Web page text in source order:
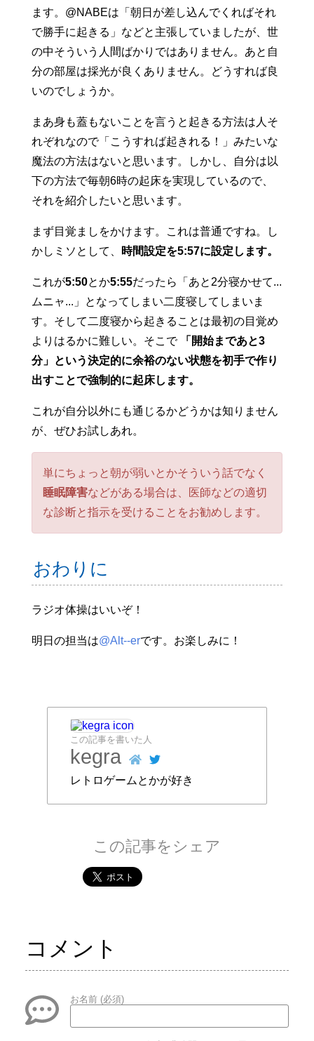
ます。@NABEは「朝日が差し込んでくればそれ
で勝手に起きる」などと主張していましたが、世
の中そういう人間ばかりではありません。あと自
分の部屋は採光が良くありません。どうすれば良
いのでしょうか。
まあ身も蓋もないことを言うと起きる方法は人そ
れぞれなので「こうすれば起きれる！」みたいな
魔法の方法はないと思います。しかし、自分は以
下の方法で毎朝6時の起床を実現しているので、
それを紹介したいと思います。
まず目覚ましをかけます。これは普通ですね。し
かしミソとして、
時間設定を5:57に設定します。
これが5:50とか5:55だったら「あと2分寝かせて...
ムニャ...」となってしまい二度寝してしまいま
す。そして二度寝から起きることは最初の目覚め
よりはるかに難しい。そこで
「開始まであと3
分」という決定的に余裕のない状態を初手で作り
出すことで強制的に起床します。
これが自分以外にも通じるかどうかは知りません
が、ぜひお試しあれ。
単にちょっと朝が弱いとかそういう話でなく
睡眠障害などがある場合は、医師などの適切
な診断と指示を受けることをお勧めします。
おわりに
ラジオ体操はいいぞ！
明日の担当は@Alt--erです。お楽しみに！
この記事を書いた人
kegra
レトロゲームとかが好き
この記事をシェア